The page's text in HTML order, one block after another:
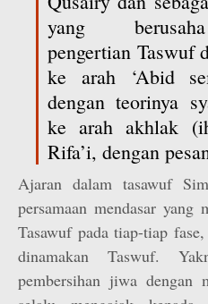
yang
pengertian Taswuf
ke arah ‘Abid
dengan teorinya
ke arah akhlak
Rifa’i, dengan
Ajaran dalam tasawuf
persamaan mendasar yang
Tasawuf pada tiap-tiap
dinamakan Taswuf.
pembersihan jiwa dengan